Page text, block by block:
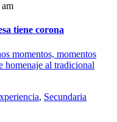
tiene corona
momentos, momentos
homenaje al tradicional
, Secundaria